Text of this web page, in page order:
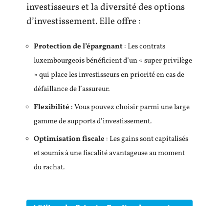
investisseurs et la diversité des options
d’investissement. Elle offre :
Protection de l’épargnant: Les contrats
luxembourgeois bénéficient d’un « super privilège
» qui place les investisseurs en priorité en cas de
défaillance de l’assureur.
Flexibilité : Vous pouvez choisir parmi une large
gamme de supports d’investissement.
Optimisation fiscale : Les gains sont capitalisés
et soumis à une fiscalité avantageuse au moment
du rachat.